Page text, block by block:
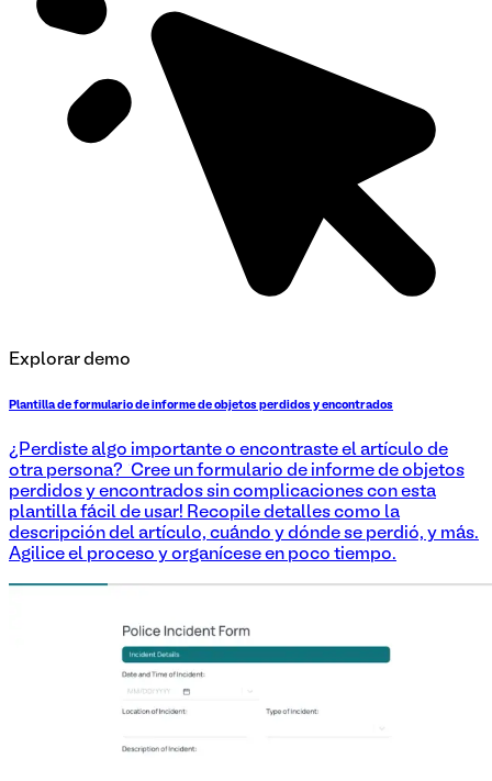
Explorar demo
Plantilla de formulario de informe de objetos perdidos y encontrados
¿Perdiste algo importante o encontraste el artículo de
otra persona? ¡Cree un formulario de informe de objetos
perdidos y encontrados sin complicaciones con esta
plantilla fácil de usar! Recopile detalles como la
descripción del artículo, cuándo y dónde se perdió, y más.
Agilice el proceso y organícese en poco tiempo.